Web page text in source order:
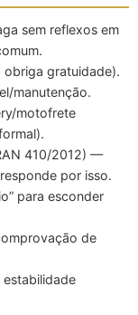
sem reflexos em
gratuidade).
manutenção.
motofrete
410/2012) —
por isso.
para esconder
de